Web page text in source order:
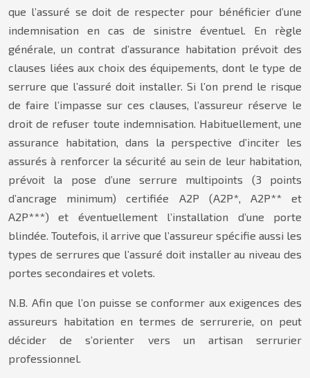
que l’assuré se doit de respecter pour bénéficier d’une
indemnisation en cas de sinistre éventuel. En règle
générale, un contrat d’assurance habitation prévoit des
clauses liées aux choix des équipements, dont le type de
serrure que l’assuré doit installer. Si l’on prend le risque
de faire l’impasse sur ces clauses, l’assureur réserve le
droit de refuser toute indemnisation. Habituellement, une
assurance habitation, dans la perspective d’inciter les
assurés à renforcer la sécurité au sein de leur habitation,
prévoit la pose d’une serrure multipoints (3 points
d’ancrage minimum) certifiée A2P (A2P*, A2P** et
A2P***) et éventuellement l’installation d’une porte
blindée. Toutefois, il arrive que l’assureur spécifie aussi les
types de serrures que l’assuré doit installer au niveau des
portes secondaires et volets.
N.B. Afin que l’on puisse se conformer aux exigences des
assureurs habitation en termes de serrurerie, on peut
décider de s’orienter vers un artisan serrurier
professionnel.